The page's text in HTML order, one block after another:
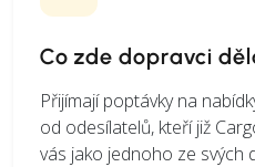
Co zde dopravci
Přijímají poptávky na
od odesílatelů, kteří již
vás jako jednoho ze svých